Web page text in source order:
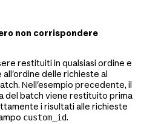
non corrispondere
restituiti in qualsiasi ordine e
delle richieste al
Nell'esempio precedente, il
del batch viene restituito prima
i risultati alle richieste
custom_id.